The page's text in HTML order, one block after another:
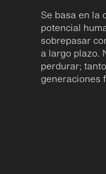
Se basa en la
potencial
sobrepasar
a largo plazo.
perdurar;
generaciones